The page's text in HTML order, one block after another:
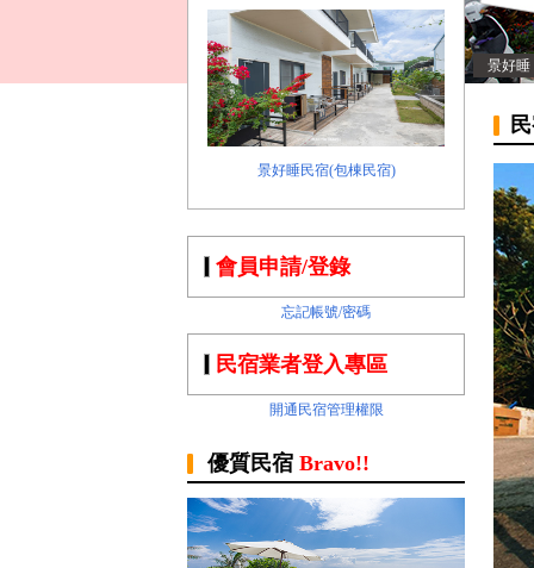
景好睡民宿(包棟民宿)
景好睡
會員申請/登錄
忘記帳號/密碼
民宿業者登入專區
開通民宿管理權限
優質民宿 Bravo!!